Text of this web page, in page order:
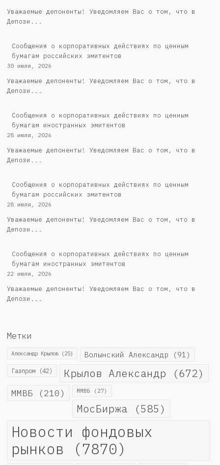
Уважаемые депоненты! Уведомляем Вас о том, что в
Депози...
Cообщения о корпоративных действиях по ценным
бумагам российских эмитентов
30 июля, 2026
Уважаемые депоненты! Уведомляем Вас о том, что в
Депози...
Сообщения о корпоративных действиях по ценным
бумагам иностранных эмитентов
28 июля, 2026
Уважаемые депоненты! Уведомляем Вас о том, что в
Депози...
Cообщения о корпоративных действиях по ценным
бумагам российских эмитентов
28 июля, 2026
Уважаемые депоненты! Уведомляем Вас о том, что в
Депози...
Сообщения о корпоративных действиях по ценным
бумагам иностранных эмитентов
22 июля, 2026
Уважаемые депоненты! Уведомляем Вас о том, что в
Депози...
Метки
Александр Крылов (25) Волынский Александр (91)
Газпром (42) Крылов Александр (672)
ММВБ (210) ММВБ (27)
МосБиржа (585)
Новости фондовых
рынков (7870)